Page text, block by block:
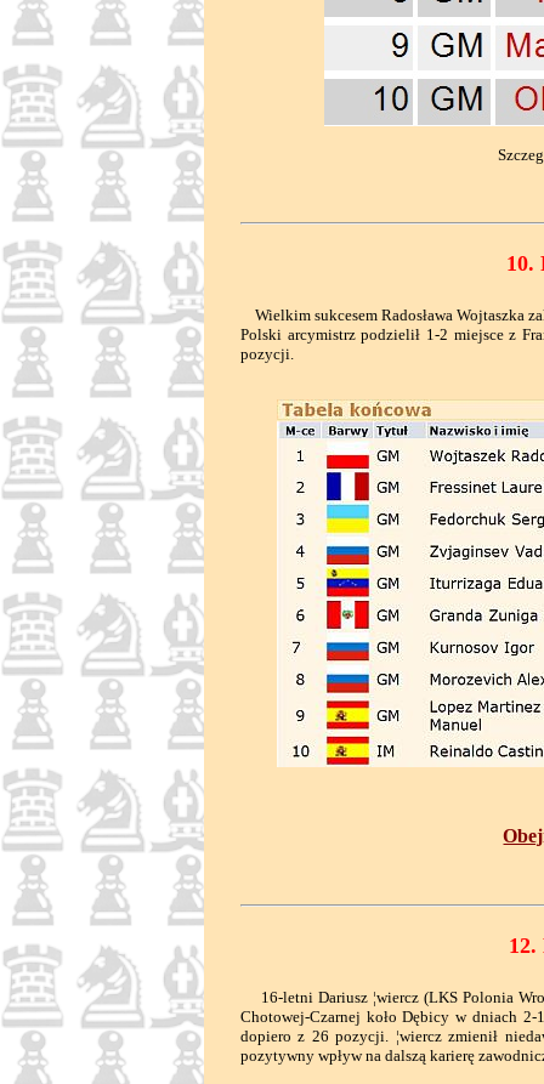
10.
Wielkim sukcesem Radosława Wojtaszka
Polski arcymistrz podzielił 1-2 miejsce z
pozycji.
12.
16-letni Dariusz ¦wiercz (LKS Polonia
Chotowej-Czarnej koło Dębicy w dniach 2-
dopiero z 26 pozycji. ¦wiercz zmienił
pozytywny wpływ na dalszą karierę